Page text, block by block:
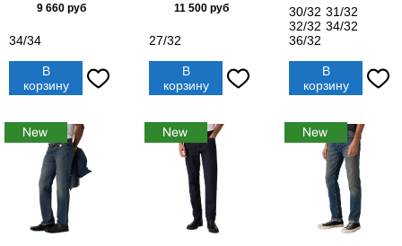
9 660руб
34/34
В
корзину
11 500руб
27/32
В
корзину
30/32 31/32
32/32 34/32
36/32
В
корзину